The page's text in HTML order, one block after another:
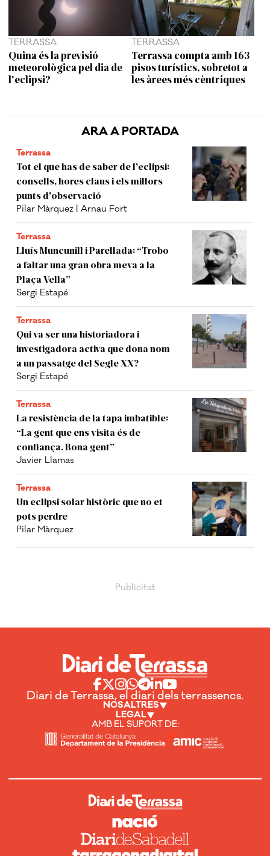
ARA A PORTADA
Terrassa
Tot el que has de saber de l'eclipsi:
consells, hores claus i els millors
punts d'observació
Pilar Màrquez | Arnau Fort
Terrassa
Lluís Muncunill i Parellada: “Trobo
a faltar una gran obra meva a la
Plaça Vella”
Sergi Estapé
Terrassa
Qui va ser una historiadora i
investigadora activa que dona nom
a un passatge del Segle XX?
Sergi Estapé
Terrassa
La resistència de la tapa imbatible:
“La gent que ens visita és de
confiança. Bona gent”
Javier Llamas
Terrassa
Un eclipsi solar històric que no et
pots perdre
Pilar Màrquez
TERRASSA
Quina és la previsió
meteorològica pel dia de
l'eclipsi?
TERRASSA
Terrassa compta amb 163
pisos turístics, sobretot a
les àrees més cèntriques
Diari de Terrassa, el diari dels terrassencs.
NOSALTRES
LEGAL
AMB EL SUPORT DE: